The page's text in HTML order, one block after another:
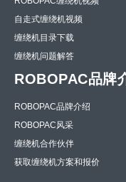
自走式缠绕机视频
缠绕机目录下载
缠绕机问题解答
ROBOPAC品牌
ROBOPAC品牌介绍
ROBOPAC风采
缠绕机合作伙伴
获取缠绕机方案和报价